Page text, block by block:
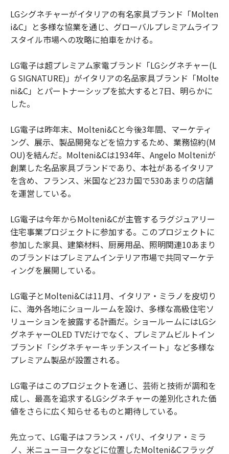
LGシグネチャーがイタリアの有名家具ブランド「Molten
i&C」と多様な協業を通じ、グローバルプレミアムライフ
スタイル市場への攻略に拍車をかける。
LG電子は超プレミアム家電ブランド「LGシグネチャー(L
G SIGNATURE)」がイタリアの名品家具ブランド「Molte
ni&C」とパートナーシップを拡大すると7日、明らかに
した。
LG電子は昨年末、Molteni&Cと今後3年間、マーケティ
ング、展示、製品開発などを協力するため、業務協約(M
OU)を結んだ。Molteni&Cは1934年、Angelo Molteniが
創業した名品家具ブランドであり、本社があるイタリア
を含め、フランス、米国など23カ国で530あまりの店舗
を運営している。
LG電子は今年からMolteni&Cが主管するラグジュアリー
住宅事業プロジェクトに参加する。このプロジェクトに
参加した家具、建築材料、厨房用品、照明関連10あまり
のブランドはプレミアムインテリア市場で共同マーケテ
ィングを展開している。
LG電子とMolteni&Cは11月、イタリア・ミラノを皮切り
に、海外各地にショールームを設け、多様な高級住宅ソ
リューションを披露する計画だ。ショールームにはLGシ
グネチャーOLED TVだけでなく、プレミアムビルトイン
ブランド「シグネチャーキッチンスイート」など多様な
プレミアム製品が設置される。
LG電子はこのプロジェクトを通じ、芸術と技術が調和を
成し、最高を追求するLGシグネチャーの差別化された価
値をさらに広く知らせるものと期待している。
先立って、LG電子はフランス・パリ、イタリア・ミラ
ノ、米ニューヨークなどに位置したMolteni&Cフラッグ